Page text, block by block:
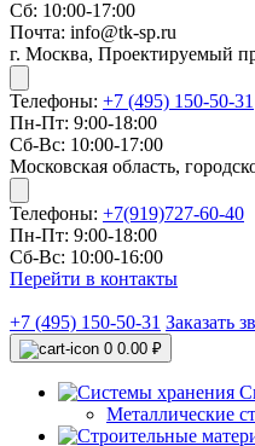
Сб: 10:00-17:00
Почта: info@tk-sp.ru
г. Москва, Проектируемый
Телефоны: +7 (495) 150-50-31
Пн-Пт: 9:00-18:00
Сб-Вс: 10:00-17:00
Московская область,
Телефоны: +7(919)727-60-40
Пн-Пт: 9:00-18:00
Сб-Вс: 10:00-16:00
Перейти в контакты
+7 (495) 150-50-31 Заказать
0 0.00 ₽
Металлические